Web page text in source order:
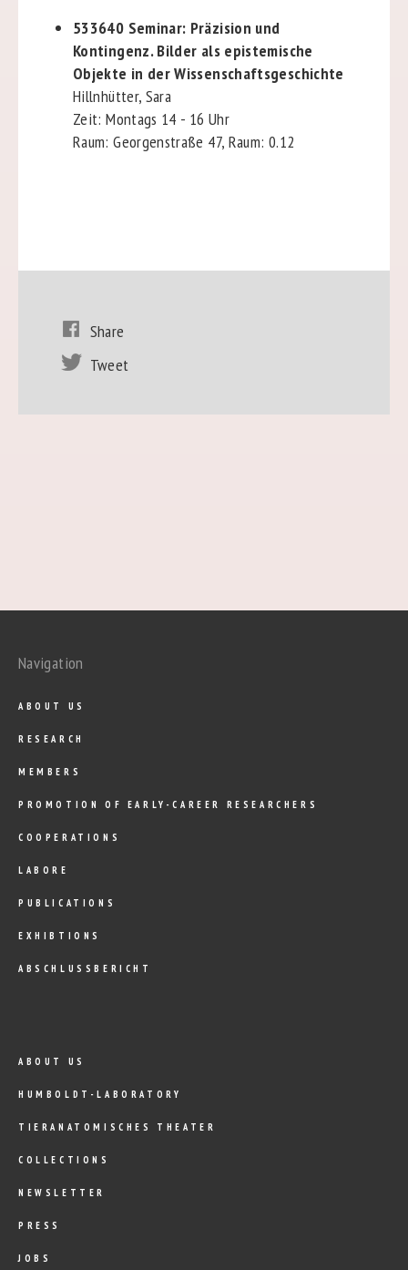
533640 Seminar: Präzision und
Kontingenz. Bilder als epistemische
Objekte in der Wissenschaftsgeschichte
Hillnhütter, Sara
Zeit: Montags 14 - 16 Uhr
Raum: Georgenstraße 47, Raum: 0.12
Share
Tweet
Navigation
ABOUT US
RESEARCH
MEMBERS
PROMOTION OF EARLY-CAREER RESEARCHERS
COOPERATIONS
LABORE
PUBLICATIONS
EXHIBTIONS
ABSCHLUSSBERICHT
ABOUT US
HUMBOLDT-LABORATORY
TIERANATOMISCHES THEATER
COLLECTIONS
NEWSLETTER
PRESS
JOBS